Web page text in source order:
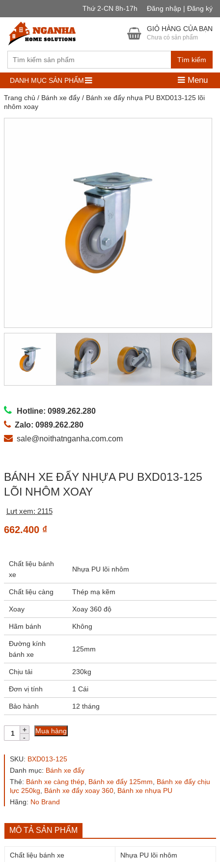
Thứ 2-CN 8h-17h Đăng nhập | Đăng ký
Tìm kiếm
GIỎ HÀNG CỦA BẠN
Chưa có sản phẩm
DANH MỤC SẢN PHẨM Menu
Trang chủ / Bánh xe đẩy/ Bánh xe đẩy nhựa PU BXD013-125 lõi
nhôm xoay
Hotline: 0989.262.280
Zalo: 0989.262.280
sale@noithatnganha.com.com
BÁNH XE ĐẨY NHỰA PU BXD013-125
LÕI NHÔM XOAY
Lưt xem: 2115
662.400 ₫
Chất liệu bánh
xe
Nhựa PU lõi nhôm
Chất liệu càng Thép mạ kẽm
Xoay Xoay 360 độ
Hãm bánh Không
Đường kính
bánh xe
125mm
Chịu tải 230kg
Đơn vị tính 1 Cái
Bảo hành 12 tháng
Bánh
xe
nhựa
BXD013-
125
lõi
nhôm
lượng
Mua hàng
SKU: BXD013-125
Danh mục: Bánh xe đẩy
Thẻ: Bánh xe càng thép, Bánh xe đẩy 125mm
Bánh xe đẩy chịu
lực 250kg
Bánh xe đẩy xoay 360, Bánh xe nhựa PU
Hãng: No Brand
MÔ TẢ SẢN PHẨM
Chất liệu bánh xe Nhựa PU lõi nhôm